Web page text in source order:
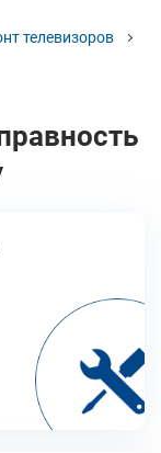
телевизоров